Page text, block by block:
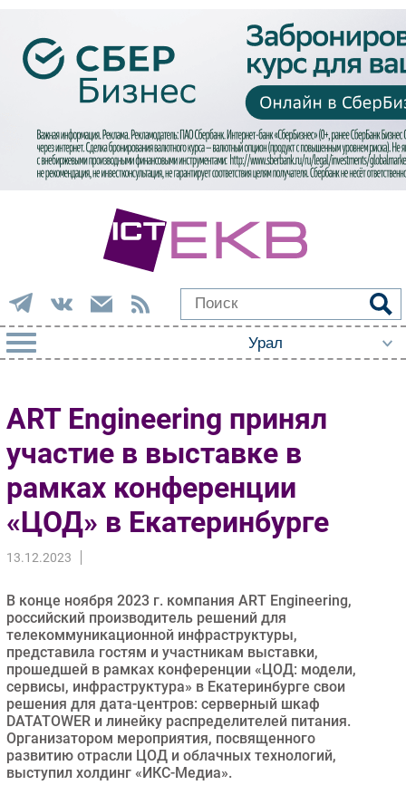
Импорто­замещение
Автоматизация Промышленности
Интернет
Фиксированная связь
Интеграция
Маркетинг
Торговые сети
Оборудование
ПО
Outsourcing
Кадры
Регулирование
Финансы
ART Engineering принял
участие в выставке в
рамках конференции
«ЦОД» в Екатеринбурге
13.12.2023
В конце ноября 2023 г. компания ART Engineering,
российский производитель решений для
телекоммуникационной инфраструктуры,
представила гостям и участникам выставки,
прошедшей в рамках конференции «ЦОД: модели,
сервисы, инфраструктура» в Екатеринбурге свои
решения для дата-центров: серверный шкаф
DATATOWER и линейку распределителей питания.
Организатором мероприятия, посвященного
развитию отрасли ЦОД и облачных технологий,
выступил холдинг «ИКС-Медиа».